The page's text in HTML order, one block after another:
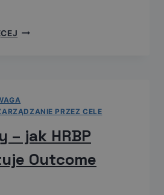
PRZEZ CELE
– jak HRBP
Outcome